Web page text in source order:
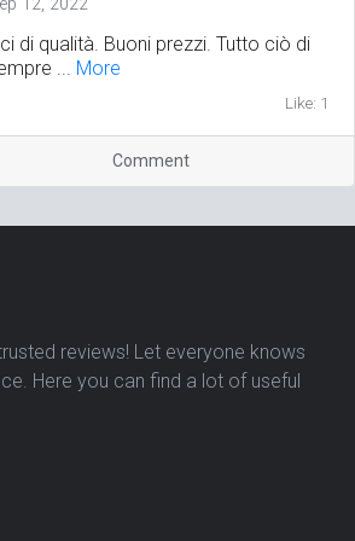
di qualità. Buoni prezzi. Tutto ciò di
... More
Like: 1
Comment
reviews! Let everyone knows
Here you can find a lot of useful